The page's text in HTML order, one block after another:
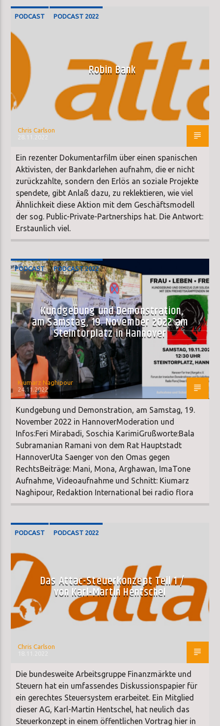
PODCAST PODCAST 2022
Robin Bank
Chris Carlson
Ein rezenter Dokumentarfilm über einen spanischen
Aktivisten, der Bankdarlehen aufnahm, die er nicht
zurückzahlte, sondern den Erlös an soziale Projekte
spendete, gibt Anlaß dazu, zu reklektieren, wie viel
Ähnlichkeit diese Aktion mit dem Geschäftsmodell
der sog. Public-Private-Partnerships hat. Die Antwort:
Erstaunlich viel.
PODCAST PODCAST 2022
Kundgebung und Demonstration,
am Samstag, 19. November 2022 am
Steintorplatz in Hannover
Kiumarz Naghipour
24.11.2022
Kundgebung und Demonstration, am Samstag, 19.
November 2022 in HannoverModeration und
Infos:Feri Mirabadi, Soschia KarimiGrußworte:Bala
Subramanian Ramani von dem Rat Hauptstadt
HannoverUta Saenger von den Omas gegen
RechtsBeiträge: Mani, Mona, Arghawan, ImaTone
Aufnahme, Videoaufnahme und Schnitt: Kiumarz
Naghipour, Redaktion International bei radio flora
PODCAST PODCAST 2022
Das Attac-Steuerkonzept Teil 1 /
von Karl-Martin Hentschel
Chris Carlson
Die bundesweite Arbeitsgruppe Finanzmärkte und
Steuern hat ein umfassendes Diskussionspapier für
ein gerechtes Steuersystem erarbeitet. Ein Mitglied
dieser AG, Karl-Martin Hentschel, hat neulich das
Steuerkonzept in einem öffentlichen Vortrag hier in